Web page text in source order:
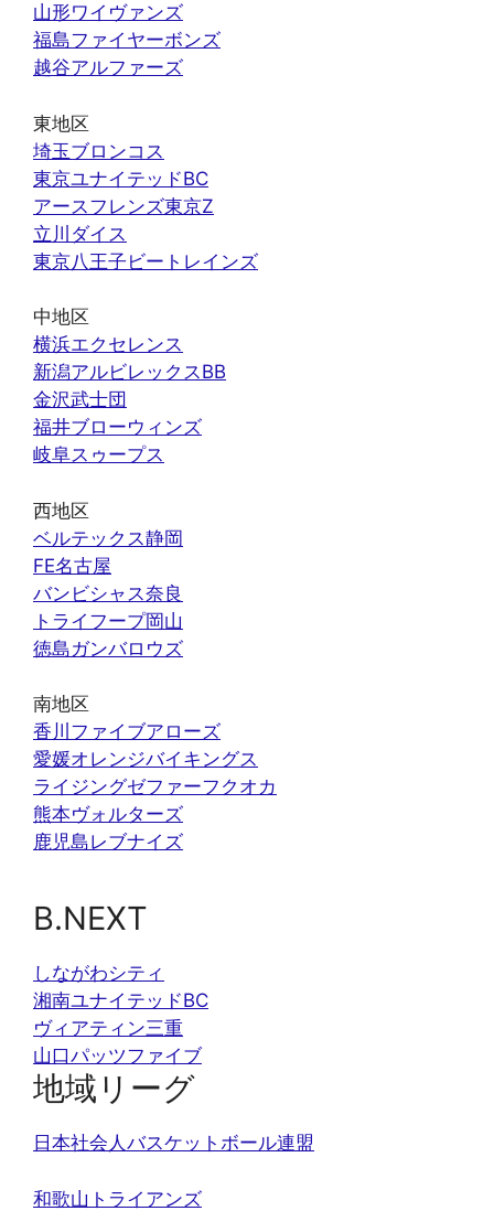
山形ワイヴァンズ
福島ファイヤーボンズ
越谷アルファーズ
東地区
埼玉ブロンコス
東京ユナイテッドBC
アースフレンズ東京Z
立川ダイス
東京八王子ビートレインズ
中地区
横浜エクセレンス
新潟アルビレックスBB
金沢武士団
福井ブローウィンズ
岐阜スゥープス
西地区
ベルテックス静岡
FE名古屋
バンビシャス奈良
トライフープ岡山
徳島ガンバロウズ
南地区
香川ファイブアローズ
愛媛オレンジバイキングス
ライジングゼファーフクオカ
熊本ヴォルターズ
鹿児島レブナイズ
B.NEXT
しながわシティ
湘南ユナイテッドBC
ヴィアティン三重
山口パッツファイブ
地域リーグ
日本社会人バスケットボール連盟
和歌山トライアンズ